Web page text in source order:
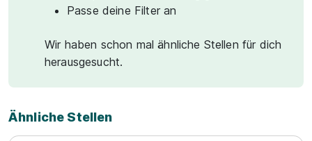
Passe deine Filter an
Wir haben schon mal ähnliche Stellen für dich
herausgesucht.
Ähnliche Stellen